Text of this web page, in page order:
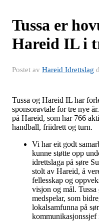
Tussa er
Hareid IL i
Postet av Hareid Idrettslag
Tussa og Hareid IL har
sponsoravtale for tre nye
på Hareid, som har 766
handball, friidrett og turn.
Vi har eit godt
kunne støtte opp
idrettslaga på søre
stolt av Hareid, å
fellesskap og
visjon og mål.
medspelar, som
lokalsamfunna på
kommunikasjonssjef